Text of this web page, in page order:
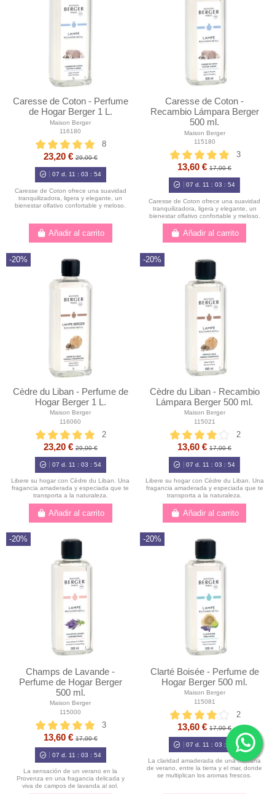
Caresse de Coton - Perfume
de Hogar Berger 1 L.
Maison Berger
116180
8
23,20 €29,00 €
07 d. 11 :03 :52
Caresse de Coton ofrece una suavidad
tranquilizadora, ligera y elegante, un
bienestar olfativo confortable y meloso.
Añadir al carrito
Caresse de Coton -
Recambio Lámpara Berger
500 ml.
Maison Berger
115180
3
13,60 €17,00 €
07 d. 11 :03 :52
Caresse de Coton ofrece una suavidad
tranquilizadora, ligera y elegante, un
bienestar olfativo confortable y meloso.
Añadir al carrito
-20%
Cèdre du Liban - Perfume de
Hogar Berger 1 L.
Maison Berger
116060
2
23,20 €29,00 €
07 d. 11 :03 :52
Libere su hogar con Cèdre du Liban. Una
fragancia amaderada y especiada que te
transporta a la naturaleza.
Añadir al carrito
-20%
Cèdre du Liban - Recambio
Lámpara Berger 500 ml.
Maison Berger
115021
2
13,60 €17,00 €
07 d. 11 :03 :52
Libere su hogar con Cèdre du Liban. Una
fragancia amaderada y especiada que te
transporta a la naturaleza.
Añadir al carrito
-20%
Champs de Lavande -
Perfume de Hogar Berger
500 ml.
Maison Berger
115000
3
13,60 €17,00 €
07 d. 11 :03 :52
La sensación de un verano en la
Provenza en una fragancia delicada y
viva de campos de lavanda al sol.
-20%
Clarté Boisée - Perfume de
Hogar Berger 500 ml.
Maison Berger
115081
2
13,60 €17,00 €
07 d. 11 :03 :
La claridad amaderada de una mañana
de verano, entre la tierra y el mar, donde
se multiplican los aromas frescos.